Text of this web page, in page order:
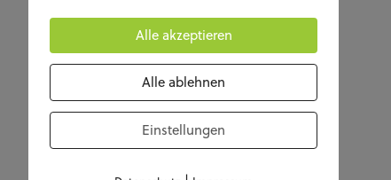
Alle akzeptieren
Alle ablehnen
Einstellungen